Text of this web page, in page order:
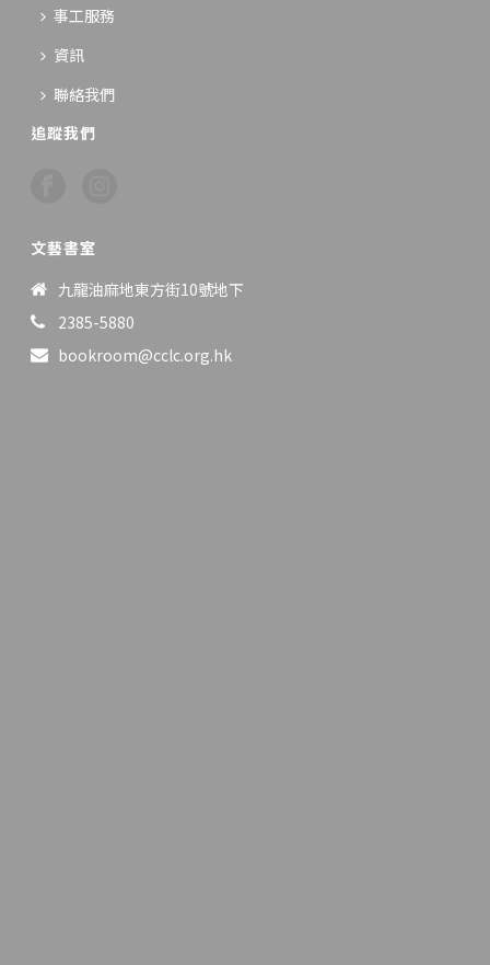
事工服務
資訊
聯絡我們
追蹤我們
文藝書室
九龍油麻地東方街10號地下
2385-5880
bookroom@cclc.org.hk